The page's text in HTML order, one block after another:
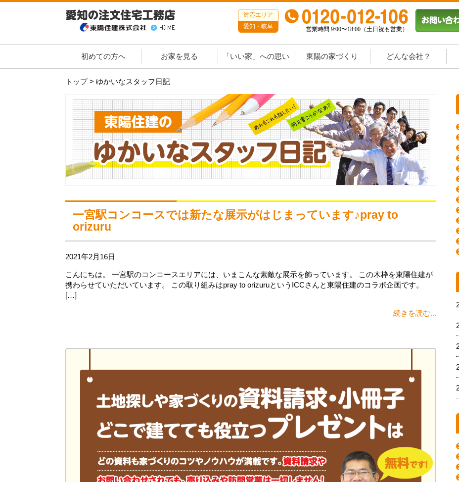
対応エリア
愛知・岐阜
営業時間 9:00〜18:00（土日祝も営業）
初めての方へ お家を見る 「いい家」への思い 東陽の家づくり どんな会社？
トップ> ゆかいなスタッフ日記
一宮駅コンコースでは新たな展示がはじまっています♪pray to
orizuru
2021年2月16日
こんにちは。 一宮駅のコンコースエリアには、いまこんな素敵な展示を飾っています。 この木枠を東陽住建が
携わらせていただいています。 この取り組みはpray to orizuruというICCさんと東陽住建のコラボ企画です。
[…]
続きを読む...